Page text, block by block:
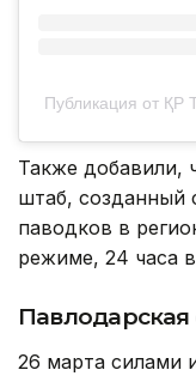
Публикация от
Также добавили,
штаб, созданный
паводков в
режиме, 24 часа
Павлодарская
26 марта силами